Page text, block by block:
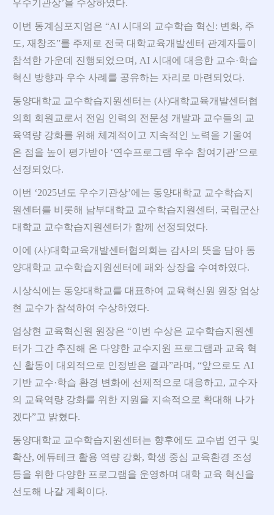
우수기관상’을 수상하였다.
이번 동계심포지엄은 “AI 시대의 교수학습 혁신: 변화, 주
도, 재창조”를 주제로 전국 대학교육개발센터 관계자들이
참석한 가운데 진행되었으며, AI 시대에 대응한 교수·학습
혁신 방향과 우수 사례를 공유하는 자리로 마련되었다.
동양대학교 교수학습지원센터는 (사)대학교육개발센터협
의회 회원교로서 전임 인력의 전문성 개발과 교수들의 교
육역량 강화를 위해 체계적이고 지속적인 노력을 기울여
온 점을 높이 평가받아 ‘연수프로그램 우수 참여기관’으로
선정되었다.
이번 ‘2025년도 우수기관상’에는 동양대학교 교수학습지
원센터를 비롯해 남부대학교 교수학습지원센터, 국립군산
대학교 교수학습지원센터가 함께 선정되었다.
이에 (사)대학교육개발센터협의회는 감사의 뜻을 담아 동
양대학교 교수학습지원센터에 패와 상장을 수여하였다.
시상식에는 동양대학교를 대표하여 교육혁신원 원장 엄상
현 교수가 참석하여 수상하였다.
엄상현 교육혁신원 원장은 “이번 수상은 교수학습지원센
터가 그간 추진해 온 다양한 교수지원 프로그램과 교육 혁
신 활동이 대외적으로 인정받은 결과”라며, “앞으로도 AI
기반 교수·학습 환경 변화에 선제적으로 대응하고, 교수자
의 교육역량 강화를 위한 지원을 지속적으로 확대해 나가
겠다”고 밝혔다.
동양대학교 교수학습지원센터는 향후에도 교수법 연구 및
확산, 에듀테크 활용 역량 강화, 학생 중심 교육환경 조성
등을 위한 다양한 프로그램을 운영하며 대학 교육 혁신을
선도해 나갈 계획이다.